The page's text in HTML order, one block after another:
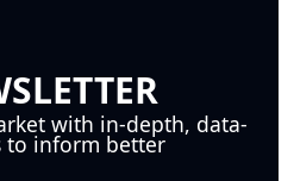
with in-depth, data-
to inform better